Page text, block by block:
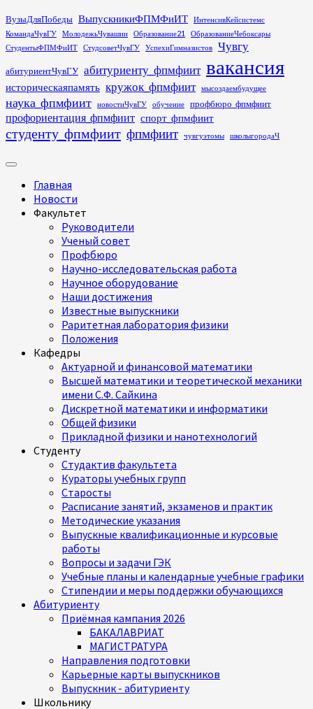
Перейти
к
содержимому
ВузыДляПобеды ВыпускникиФПМФиИТ
ИнтенсивКейсистемс
КомандаЧувГУ
МолодежьЧувашии Образование21
ОбразованиеЧебоксары
СтудентыФПМФиИТ
СтудсоветЧувГУ УспехиГимназистов Чувгу
абитуриентЧувГУ абитуриенту_фпмфиит вакансия
историческаяпамять кружок_фпмфиит мысоздаембудущее
наука_фпмфиит новостиЧувГУ обучение профбюро_фпмфиит
профориентация_фпмфиит спорт_фпмфиит
студенту_фпмфиит фпмфиит чувгуэтомы школыгородаЧ
Основное
Главная
Новости
Факультет
Руководители
Ученый совет
Профбюро
Научно-исследовательская работа
Научное оборудование
Наши достижения
Известные выпускники
Раритетная лаборатория физики
Положения
Кафедры
Актуарной и финансовой математики
Высшей математики и теоретической механики
имени С.Ф. Сайкина
Дискретной математики и информатики
Общей физики
Прикладной физики и нанотехнологий
Студенту
Студактив факультета
Кураторы учебных групп
Старосты
Расписание занятий, экзаменов и практик
Методические указания
Выпускные квалификационные и курсовые
работы
Вопросы и задачи ГЭК
Учебные планы и календарные учебные графики
Стипендии и меры поддержки обучающихся
Абитуриенту
Приёмная кампания 2026
БАКАЛАВРИАТ
МАГИСТРАТУРА
Направления подготовки
Карьерные карты выпускников
Выпускник - абитуриенту
Школьнику